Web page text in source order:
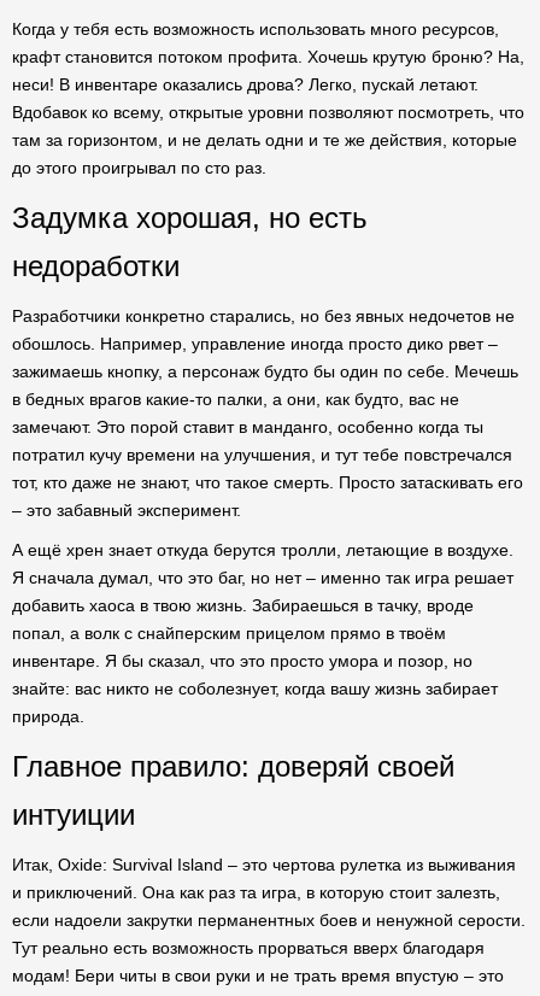
Когда у тебя есть возможность использовать много ресурсов,
крафт становится потоком профита. Хочешь крутую броню? На,
неси! В инвентаре оказались дрова? Легко, пускай летают.
Вдобавок ко всему, открытые уровни позволяют посмотреть, что
там за горизонтом, и не делать одни и те же действия, которые
до этого проигрывал по сто раз.
Задумка хорошая, но есть
недоработки
Разработчики конкретно старались, но без явных недочетов не
обошлось. Например, управление иногда просто дико рвет –
зажимаешь кнопку, а персонаж будто бы один по себе. Мечешь
в бедных врагов какие-то палки, а они, как будто, вас не
замечают. Это порой ставит в манданго, особенно когда ты
потратил кучу времени на улучшения, и тут тебе повстречался
тот, кто даже не знают, что такое смерть. Просто затаскивать его
– это забавный эксперимент.
А ещё хрен знает откуда берутся тролли, летающие в воздухе.
Я сначала думал, что это баг, но нет – именно так игра решает
добавить хаоса в твою жизнь. Забираешься в тачку, вроде
попал, а волк с снайперским прицелом прямо в твоём
инвентаре. Я бы сказал, что это просто умора и позор, но
знайте: вас никто не соболезнует, когда вашу жизнь забирает
природа.
Главное правило: доверяй своей
интуиции
Итак, Oxide: Survival Island – это чертова рулетка из выживания
и приключений. Она как раз та игра, в которую стоит залезть,
если надоели закрутки перманентных боев и ненужной серости.
Тут реально есть возможность прорваться вверх благодаря
модам! Бери читы в свои руки и не трать время впустую – это